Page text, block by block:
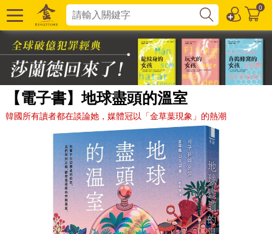
0
【電子書】地球盡頭的溫室
韓國所有讀者都在談論她，媒體冠以「金草葉現象」的熱潮